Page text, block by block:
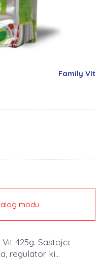
Family Vit
modu
425g. Sastojci:
regulator ki...